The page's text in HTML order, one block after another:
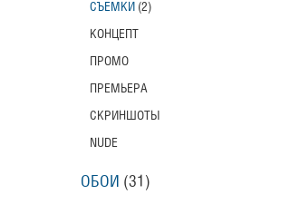
СЪЕМКИ (2)
КОНЦЕПТ
ПРОМО
ПРЕМЬЕРА
СКРИНШОТЫ
NUDE
ОБОИ (31)